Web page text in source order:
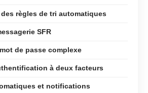
règles de tri automatiques
SFR
de passe complexe
à deux facteurs
et notifications